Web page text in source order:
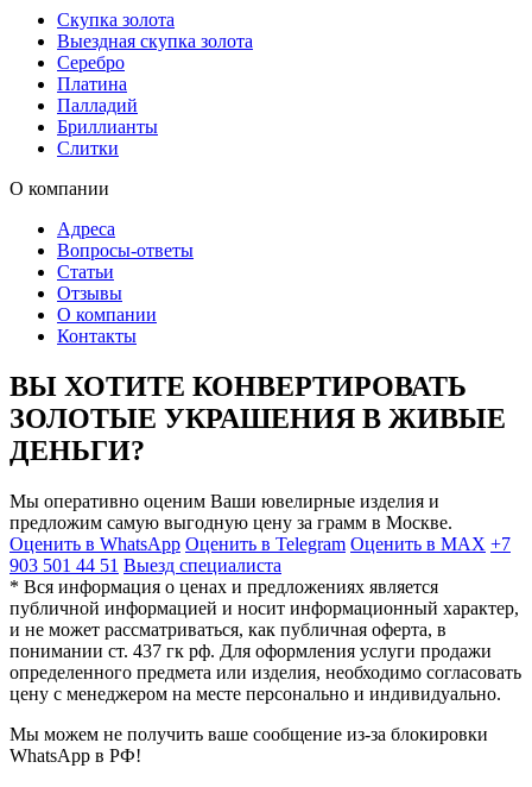
Скупка золота
Выездная скупка золота
Серебро
Платина
Палладий
Бриллианты
Слитки
О компании
Адреса
Вопросы-ответы
Статьи
Отзывы
О компании
Контакты
ВЫ ХОТИТЕ КОНВЕРТИРОВАТЬ
ЗОЛОТЫЕ УКРАШЕНИЯ В ЖИВЫЕ
ДЕНЬГИ?
Мы оперативно оценим Ваши ювелирные изделия и
предложим самую выгодную цену за грамм в Москве.
Оценить в WhatsApp Оценить в Telegram Оценить в MAX +7
903 501 44 51 Выезд специалиста
* Вся информация о ценах и предложениях является
публичной информацией и носит информационный характер,
и не может рассматриваться, как публичная оферта, в
понимании ст. 437 гк рф. Для оформления услуги продажи
определенного предмета или изделия, необходимо согласовать
цену с менеджером на месте персонально и индивидуально.
Мы можем не получить ваше сообщение из-за блокировки
WhatsApp в РФ!